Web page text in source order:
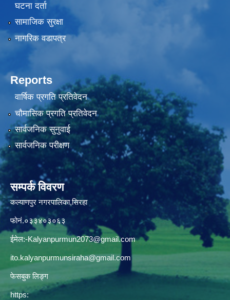
घटना दर्ता
सामाजिक सुरक्षा
नागरिक वडापत्र
Reports
वार्षिक प्रगति प्रतिवेदन
चौमासिक प्रगति प्रतिवेदन
सार्वजनिक सुनुवाई
सार्वजनिक परीक्षण
सम्पर्क विवरण
कल्याणपुर नगरपालिका,सिरहा
फोनं.०३३४०३०६३
ईमेल:-Kalyanpurmun2073@gmail.com
ito.kalyanpurmunsiraha@gmail.com
फेसबुक लिङ्ग
https: